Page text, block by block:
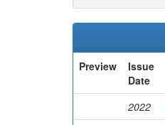
Preview
Issue
Date
2022